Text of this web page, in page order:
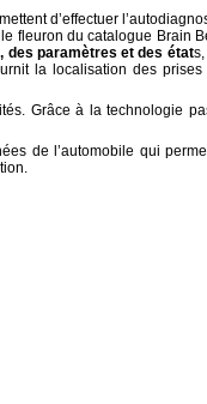
d’effectuer
fleuron du catalogue Brain
des paramètres et des états,
la localisation des prises
Grâce à la technologie
de l’automobile qui